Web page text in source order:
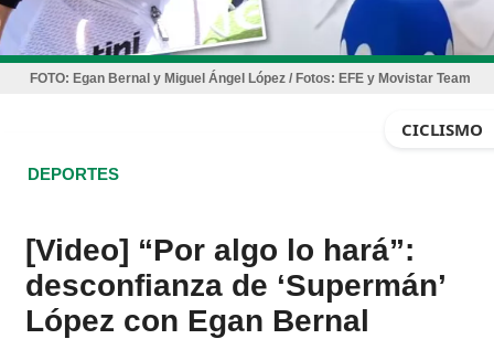
FOTO: Egan Bernal y Miguel Ángel López / Fotos: EFE y Movistar Team
CICLISMO
DEPORTES
[Video] “Por algo lo hará”:
desconfianza de ‘Supermán’
López con Egan Bernal